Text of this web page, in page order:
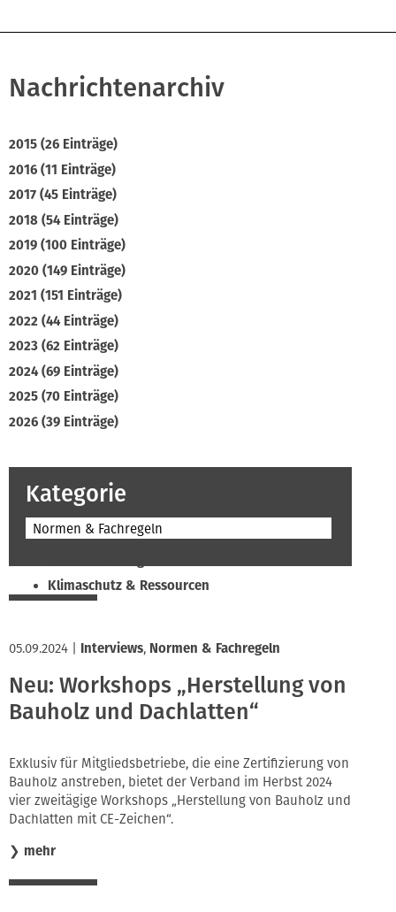
Nachrichtenarchiv
2015 (26 Einträge)
2016 (11 Einträge)
2017 (45 Einträge)
2018 (54 Einträge)
2019 (100 Einträge)
2020 (149 Einträge)
2021 (151 Einträge)
2022 (44 Einträge)
2023 (62 Einträge)
2024 (69 Einträge)
2025 (70 Einträge)
2026 (39 Einträge)
Kategorie
Normen & Fachregeln
Klimaschutz & Ressourcen
Soziales & Tarifpolitik
Verband & Innungen
Innung
05.09.2024 Interviews, Normen & Fachregeln
Neu: Workshops „Herstellung von
Bauholz und Dachlatten“
Exklusiv für Mitgliedsbetriebe, die eine Zertifizierung von
Bauholz anstreben, bietet der Verband im Herbst 2024
vier zweitägige Workshops „Herstellung von Bauholz und
Dachlatten mit CE-Zeichen“.
❯ mehr